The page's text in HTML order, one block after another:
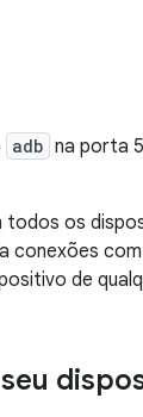
adb na porta
os
de